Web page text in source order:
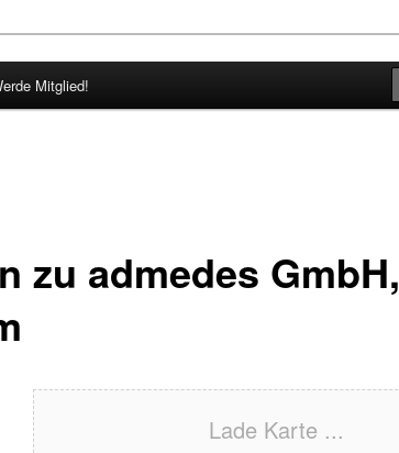
Württemberg
e.V.
Mitglied!
zu admedes GmbH,
Lade Karte ...